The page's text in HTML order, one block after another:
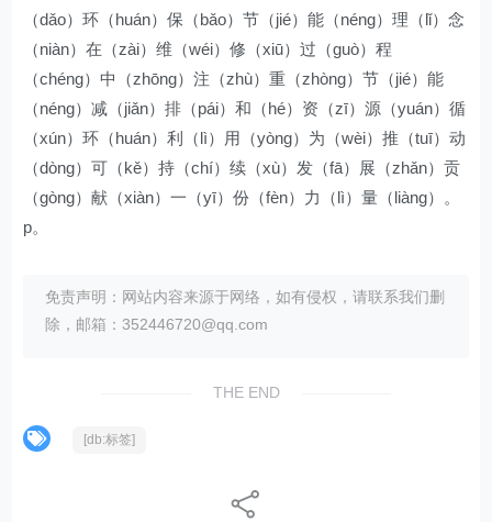
（dǎo）环（huán）保（bǎo）节（jié）能（néng）理（lǐ）念
（niàn）在（zài）维（wéi）修（xiū）过（guò）程
（chéng）中（zhōng）注（zhù）重（zhòng）节（jié）能
（néng）减（jiǎn）排（pái）和（hé）资（zī）源（yuán）循
（xún）环（huán）利（lì）用（yòng）为（wèi）推（tuī）动
（dòng）可（kě）持（chí）续（xù）发（fā）展（zhǎn）贡
（gòng）献（xiàn）一（yī）份（fèn）力（lì）量（liàng）。
p。
免责声明：网站内容来源于网络，如有侵权，请联系我们删
除，邮箱：352446720@qq.com
THE END
[db:标签]